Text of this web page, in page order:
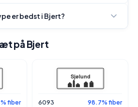
er bedst i Bjert?
på Bjert
fiber 6093 98.7% fiber